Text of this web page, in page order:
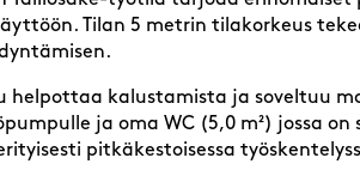
Tilan 5 metrin tilakorkeus
helpottaa kalustamista ja soveltuu
ja oma WC (5,0 m²) jossa
pitkäkestoisessa